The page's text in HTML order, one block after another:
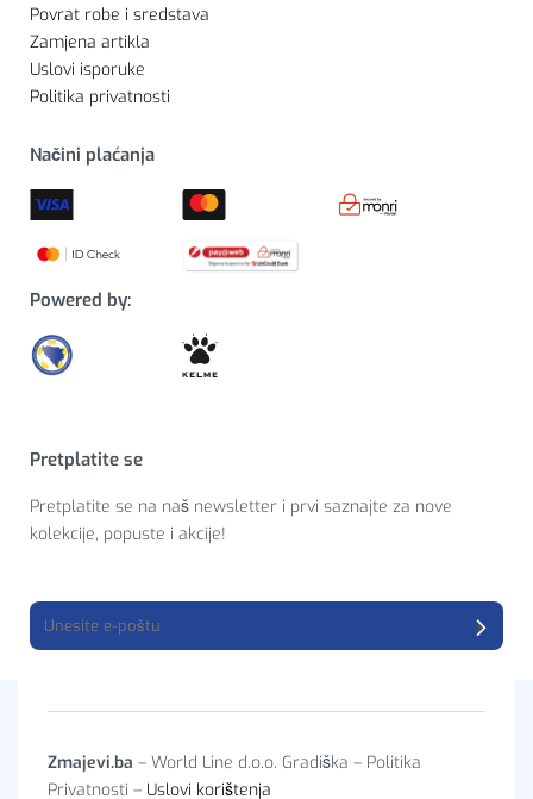
Povrat robe i sredstava
Zamjena artikla
Uslovi isporuke
Politika privatnosti
Načini plaćanja
Powered by:
Pretplatite se
Pretplatite se na naš newsletter i prvi saznajte za nove
kolekcije, popuste i akcije!
Zmajevi.ba – World Line d.o.o. Gradiška – Politika
Privatnosti – Uslovi korištenja